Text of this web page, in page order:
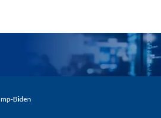
Biden